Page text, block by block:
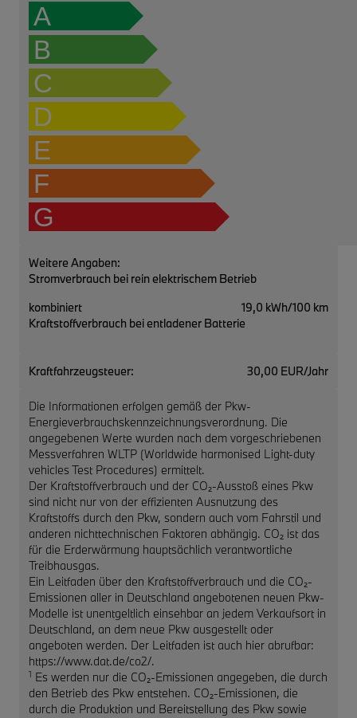
A
B
C
D
E
F
G
Weitere Angaben:
Stromverbrauch bei rein elektrischem Betrieb
kombiniert
19,0 kWh/100 km
Kraftstoffverbrauch bei entladener Batterie
Kraftfahrzeugsteuer: 30,00 EUR/Jahr
Die Informationen erfolgen gemäß der Pkw-
Energieverbrauchskennzeichnungsverordnung. Die
angegebenen Werte wurden nach dem vorgeschriebenen
Messverfahren WLTP (Worldwide harmonised Light-duty
vehicles Test Procedures) ermittelt.
Der Kraftstoffverbrauch und der CO₂-Ausstoß eines Pkw
sind nicht nur von der effizienten Ausnutzung des
Kraftstoffs durch den Pkw, sondern auch vom Fahrstil und
anderen nichttechnischen Faktoren abhängig. CO₂ ist das
für die Erderwärmung hauptsächlich verantwortliche
Treibhausgas.
Ein Leitfaden über den Kraftstoffverbrauch und die CO₂-
Emissionen aller in Deutschland angebotenen neuen Pkw-
Modelle ist unentgeltlich einsehbar an jedem Verkaufsort in
Deutschland, an dem neue Pkw ausgestellt oder
angeboten werden. Der Leitfaden ist auch hier abrufbar:
https://www.dat.de/co2/.
1 Es werden nur die CO₂-Emissionen angegeben, die durch
den Betrieb des Pkw entstehen. CO₂-Emissionen, die
durch die Produktion und Bereitstellung des Pkw sowie